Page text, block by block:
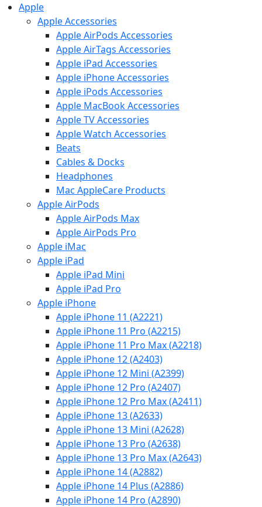
Apple
Apple Accessories
Apple AirPods Accessories
Apple AirTags Accessories
Apple iPad Accessories
Apple iPhone Accessories
Apple iPods Accessories
Apple MacBook Accessories
Apple TV Accessories
Apple Watch Accessories
Beats
Cables & Docks
Headphones
Mac AppleCare Products
Apple AirPods
Apple AirPods Max
Apple AirPods Pro
Apple iMac
Apple iPad
Apple iPad Mini
Apple iPad Pro
Apple iPhone
Apple iPhone 11 (A2221)
Apple iPhone 11 Pro (A2215)
Apple iPhone 11 Pro Max (A2218)
Apple iPhone 12 (A2403)
Apple iPhone 12 Mini (A2399)
Apple iPhone 12 Pro (A2407)
Apple iPhone 12 Pro Max (A2411)
Apple iPhone 13 (A2633)
Apple iPhone 13 Mini (A2628)
Apple iPhone 13 Pro (A2638)
Apple iPhone 13 Pro Max (A2643)
Apple iPhone 14 (A2882)
Apple iPhone 14 Plus (A2886)
Apple iPhone 14 Pro (A2890)